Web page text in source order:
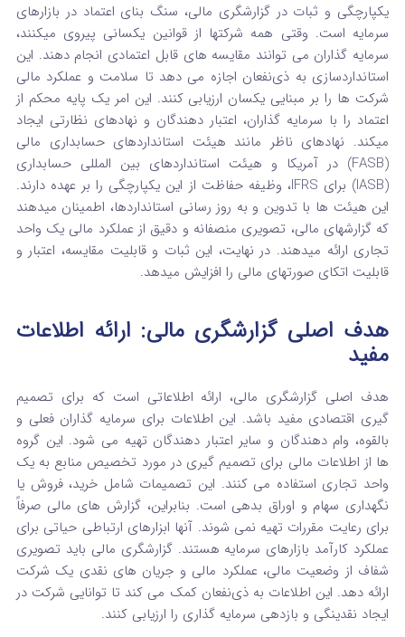
یکپارچگی و ثبات در گزارشگری مالی، سنگ بنای اعتماد در بازارهای
سرمایه است. وقتی همه شرکتها از قوانین یکسانی پیروی میکنند،
سرمایه‌ گذاران می‌ توانند مقایسه‌ های قابل اعتمادی انجام دهند. این
استانداردسازی به ذی‌نفعان اجازه می‌ دهد تا سلامت و عملکرد مالی
شرکت‌ ها را بر مبنایی یکسان ارزیابی کنند. این امر یک پایه محکم از
اعتماد را با سرمایه گذاران، اعتبار دهندگان و نهادهای نظارتی ایجاد
میکند. نهادهای ناظر مانند هیئت استانداردهای حسابداری مالی
(FASB) در آمریکا و هیئت استانداردهای بین المللی حسابداری
(IASB) برای IFRS، وظیفه حفاظت از این یکپارچگی را بر عهده دارند.
این هیئت‌ ها با تدوین و به‌ روز رسانی استانداردها، اطمینان میدهند
که گزارشهای مالی، تصویری منصفانه و دقیق از عملکرد مالی یک واحد
تجاری ارائه میدهند. در نهایت، این ثبات و قابلیت مقایسه، اعتبار و
قابلیت اتکای صورتهای مالی را افزایش میدهد.
هدف اصلی گزارشگری مالی: ارائه اطلاعات
مفید
هدف اصلی گزارشگری مالی، ارائه اطلاعاتی است که برای تصمیم‌
گیری اقتصادی مفید باشد. این اطلاعات برای سرمایه‌ گذاران فعلی و
بالقوه، وام‌ دهندگان و سایر اعتبار دهندگان تهیه می‌ شود. این گروه‌
ها از اطلاعات مالی برای تصمیم‌ گیری در مورد تخصیص منابع به یک
واحد تجاری استفاده می‌ کنند. این تصمیمات شامل خرید، فروش یا
نگهداری سهام و اوراق بدهی است. بنابراین، گزارش‌ های مالی صرفاً
برای رعایت مقررات تهیه نمی‌ شوند. آنها ابزارهای ارتباطی حیاتی برای
عملکرد کارآمد بازارهای سرمایه هستند.گزارشگری مالی باید تصویری
شفاف از وضعیت مالی، عملکرد مالی و جریان‌ های نقدی یک شرکت
ارائه دهد. این اطلاعات به ذی‌نفعان کمک می‌ کند تا توانایی شرکت در
ایجاد نقدینگی و بازدهی سرمایه‌ گذاری را ارزیابی کنند.